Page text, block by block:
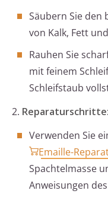
Säubern Sie den
von Kalk, Fett
Rauhen Sie
mit feinem
Schleifstaub
2. Reparaturschritte:
Verwenden Sie
Emaille-
Spachtelmasse
Anweisungen